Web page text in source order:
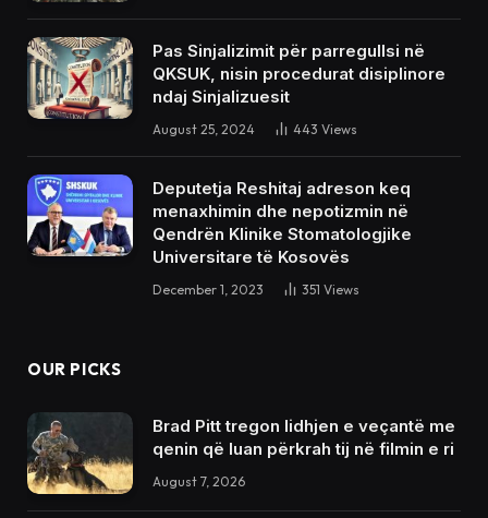
Pas Sinjalizimit për parregullsi në
QKSUK, nisin procedurat disiplinore
ndaj Sinjalizuesit
August 25, 2024 443 Views
Deputetja Reshitaj adreson keq
menaxhimin dhe nepotizmin në
Qendrën Klinike Stomatologjike
Universitare të Kosovës
December 1, 2023 351 Views
OUR PICKS
Brad Pitt tregon lidhjen e veçantë me
qenin që luan përkrah tij në filmin e ri
August 7, 2026